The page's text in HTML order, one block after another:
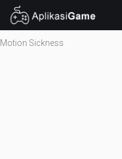
Motion Sickness